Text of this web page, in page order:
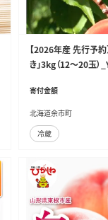
【2026年産 先行予
き」3kg（12～20玉
寄付金額
北海道余市町
冷蔵